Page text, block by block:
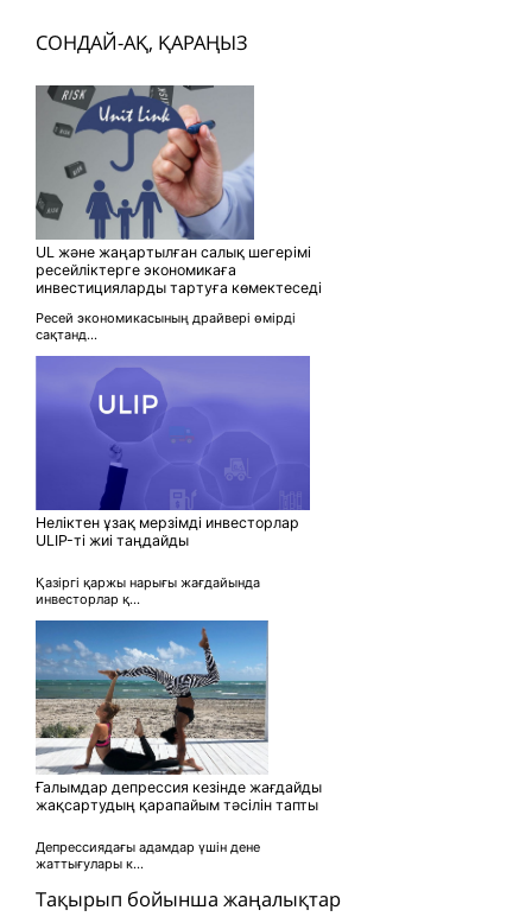
Тақырып бойынша жаңалықтар
СОНДАЙ-АҚ, ҚАРАҢЫЗ
UL және жаңартылған салық шегерімі
ресейліктерге экономикаға
инвестицияларды тартуға көмектеседі
Ресей экономикасының драйвері өмірді
сақтанд...
Неліктен ұзақ мерзімді инвесторлар
ULIP-ті жиі таңдайды
Қазіргі қаржы нарығы жағдайында
инвесторлар қ...
Ғалымдар депрессия кезінде жағдайды
жақсартудың қарапайым тәсілін тапты
Депрессиядағы адамдар үшін дене
жаттығулары к...